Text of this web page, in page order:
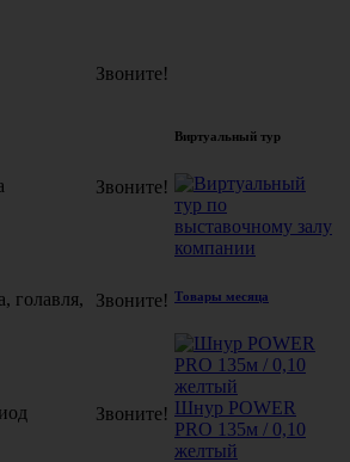
Звоните!
Звоните!
голавля,
Звоните!
Звоните!
Виртуальный тур
Товары месяца
Шнур POWER
PRO 135м / 0,10
желтый